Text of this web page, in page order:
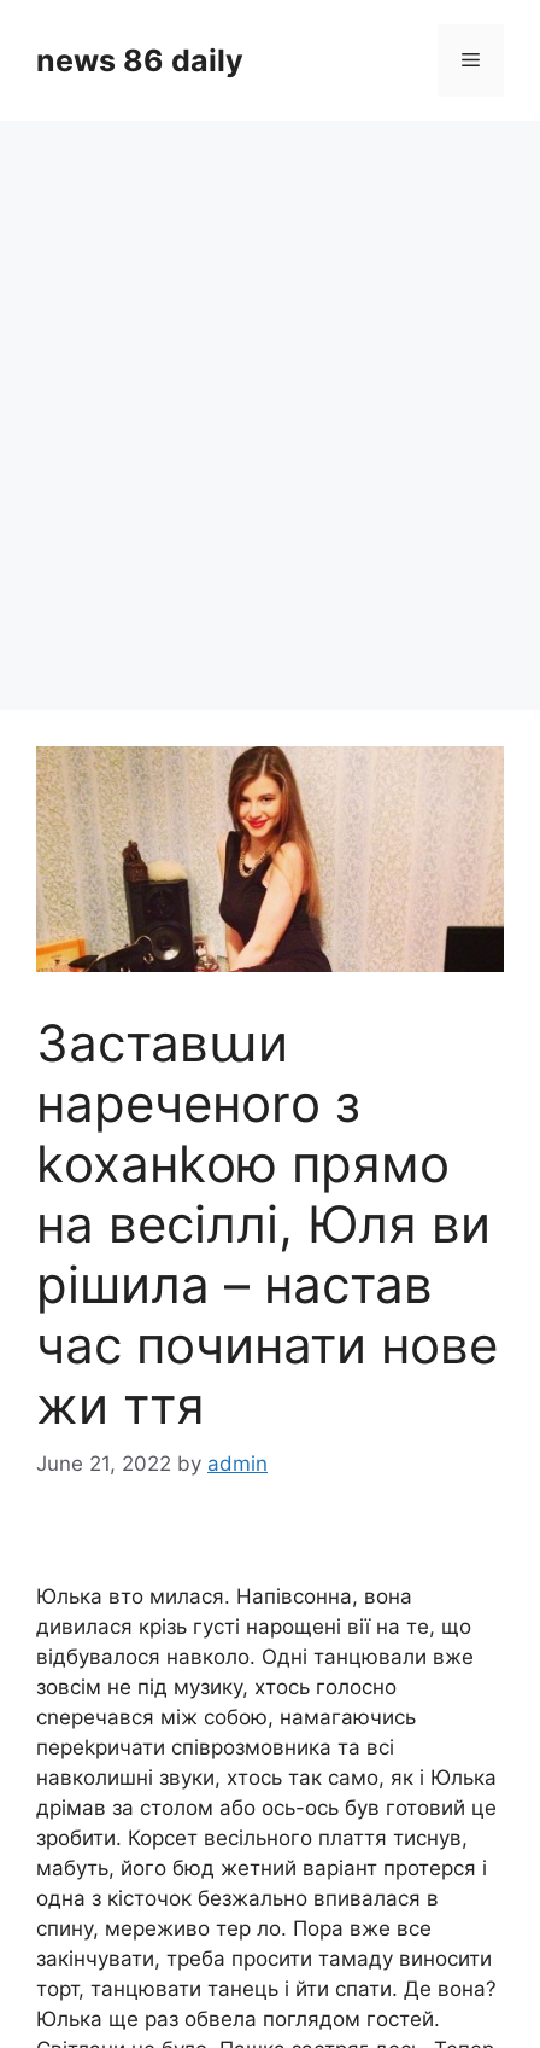
contentnews 86 daily Menu
Заставաи
нареченоrо з
kоханkою прямо
на весіллі, Юля ви
рішила – настав
час починати нове
жи ття
June 21, 2022 by admin
Юлька вто милася. Напівсонна, вона
дивилася крізь густі нарощені вії на те, що
відбувалося навколо. Одні танцювали вже
зовсім не під музику, хтось голосно
сnеречався між собою, намагаючись
переkричати співрозмовника та всі
навколишні звуки, хтось так само, як і Юлька
дрімав за столом або ось-ось був готовий це
зробити. Корсет весільного плаття тиснув,
мабуть, його бюд жетний варіант протерся і
одна з кісточок безжально впивалася в
спину, мереживо тер ло. Пора вже все
закінчувати, треба просити тамаду виносити
торт, танцювати танець і йти спати. Де вона?
Юлька ще раз обвела поглядом гостей.